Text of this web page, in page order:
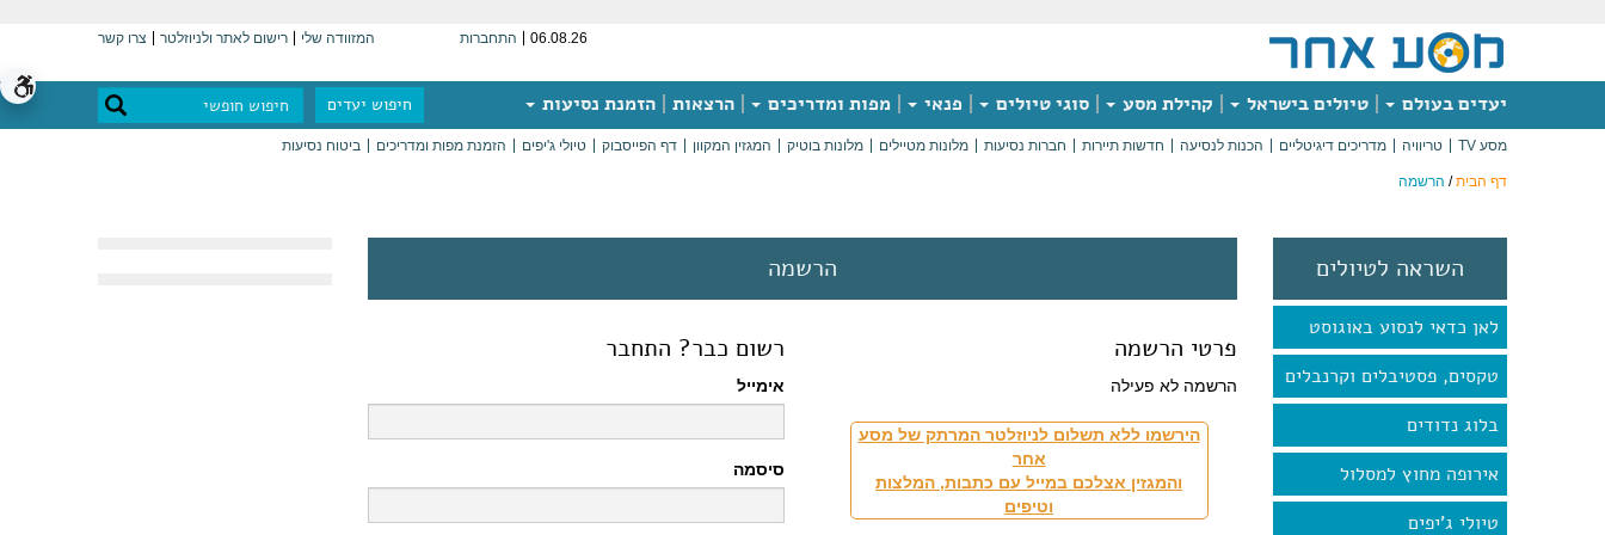
06.08.26 התחברות המזוודה שלי רישום לאתר ולניוזלטר צרו קשר
יעדים בעולם טיולים בישראל קהילת מסע סוגי טיולים פנאי מפות ומדריכים הרצאות הזמנת נסיעות חיפוש יעדים
מסע TV טריוויה מדריכים דיגיטליים הכנות לנסיעה חדשות תיירות חברות נסיעות מלונות מטיילים מלונות בוטיק המגזין המקוון דף הפייסבוק טיולי ג'יפים הזמנת מפות ומדריכים ביטוח נסיעות
דף הבית/ הרשמה
השראה לטיולים
לאן כדאי לנסוע באוגוסט
טקסים, פסטיבלים וקרנבלים
בלוג נדודים
אירופה מחוץ למסלול
טיולי ג'יפים
הרשמה
פרטי הרשמה
הרשמה לא פעילה
הירשמו ללא תשלום לניוזלטר המרתק של מסע
אחר
והמגזין אצלכם במייל עם כתבות, המלצות
וטיפים
רשום כבר? התחבר
אימייל
סיסמה